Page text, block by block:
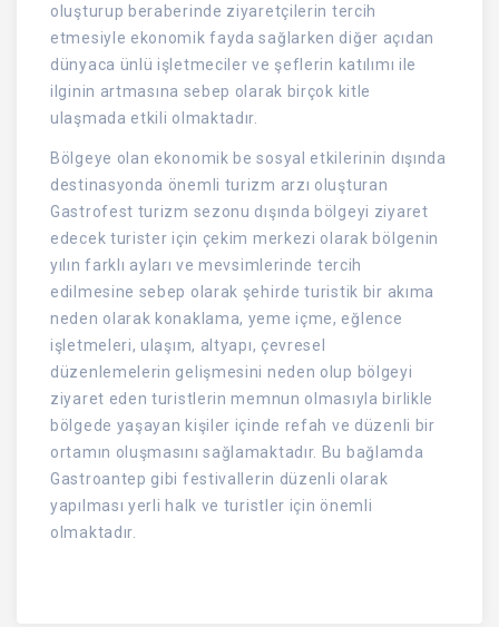
oluşturup beraberinde ziyaretçilerin tercih
etmesiyle ekonomik fayda sağlarken diğer açıdan
dünyaca ünlü işletmeciler ve şeflerin katılımı ile
ilginin artmasına sebep olarak birçok kitle
ulaşmada etkili olmaktadır.
Bölgeye olan ekonomik be sosyal etkilerinin dışında
destinasyonda önemli turizm arzı oluşturan
Gastrofest turizm sezonu dışında bölgeyi ziyaret
edecek turister için çekim merkezi olarak bölgenin
yılın farklı ayları ve mevsimlerinde tercih
edilmesine sebep olarak şehirde turistik bir akıma
neden olarak konaklama, yeme içme, eğlence
işletmeleri, ulaşım, altyapı, çevresel
düzenlemelerin gelişmesini neden olup bölgeyi
ziyaret eden turistlerin memnun olmasıyla birlikle
bölgede yaşayan kişiler içinde refah ve düzenli bir
ortamın oluşmasını sağlamaktadır. Bu bağlamda
Gastroantep gibi festivallerin düzenli olarak
yapılması yerli halk ve turistler için önemli
olmaktadır.